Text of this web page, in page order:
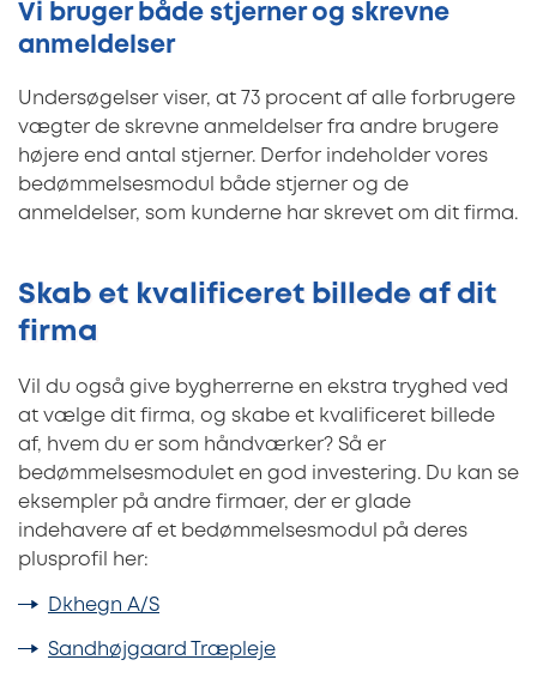
Vi bruger både stjerner og skrevne
anmeldelser
Undersøgelser viser, at 73 procent af alle forbrugere
vægter de skrevne anmeldelser fra andre brugere
højere end antal stjerner. Derfor indeholder vores
bedømmelsesmodul både stjerner og de
anmeldelser, som kunderne har skrevet om dit firma.
Skab et kvalificeret billede af dit
firma
Vil du også give bygherrerne en ekstra tryghed ved
at vælge dit firma, og skabe et kvalificeret billede
af, hvem du er som håndværker? Så er
bedømmelsesmodulet en god investering. Du kan se
eksempler på andre firmaer, der er glade
indehavere af et bedømmelsesmodul på deres
plusprofil her:
Dkhegn A/S
Sandhøjgaard Træpleje